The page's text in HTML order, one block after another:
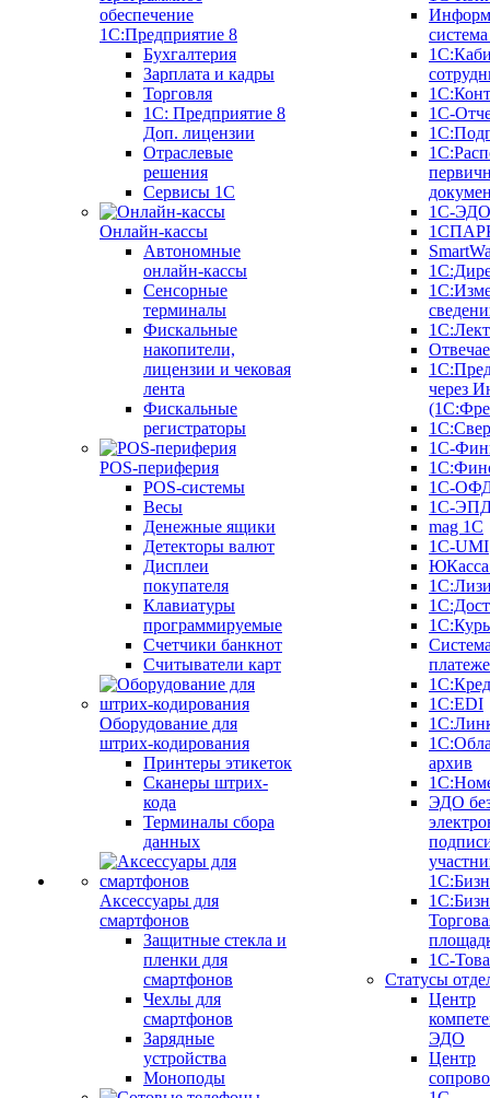
обеспечение
1С:Предприятие 8
Бухгалтерия
Зарплата и кадры
Торговля
1C: Предприятие 8
Доп. лицензии
Отраслевые
решения
Сервисы 1С
Онлайн-кассы
Автономные
онлайн-кассы
Сенсорные
терминалы
Фискальные
накопители,
лицензии и чековая
лента
Фискальные
регистраторы
POS-периферия
POS-системы
Весы
Денежные ящики
Детекторы валют
Дисплеи
покупателя
Клавиатуры
программируемые
Счетчики банкнот
Считыватели карт
Оборудование для
штрих-кодирования
Принтеры этикеток
Сканеры штрих-
кода
Терминалы сбора
данных
Аксессуары для
смартфонов
Защитные стекла и
пленки для
смартфонов
Чехлы для
смартфонов
Зарядные
устройства
Моноподы
1С-
1С-ЭДО
через
1С-
1С-
1С-
mag 1C
1C-UMI
1С:EDI
архив
ЭДО
1С-
Статусы
Центр
ЭДО
Центр